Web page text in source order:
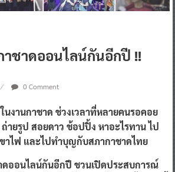
าชาดออนไลน์กันอีกปี !!
0 Comment
งานกาชาด ช่วงเวลาที่หลายคนรอคอย
ถ่ายรูป สอยดาว ช้อปปิ้ง หาอะไรทาน ไป
าไฟ และไปทำบุญกับสภากาชาดไทย
ดออนไลน์กันอีกปี ชวนเปิดประสบการณ์